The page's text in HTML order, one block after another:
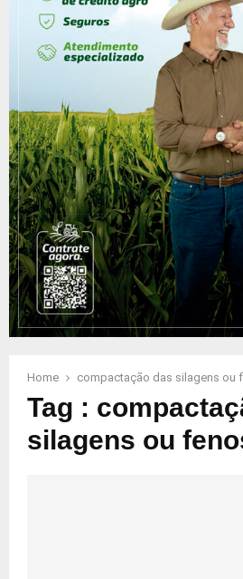
Home compactação das silagens ou
Tag :
silagens ou